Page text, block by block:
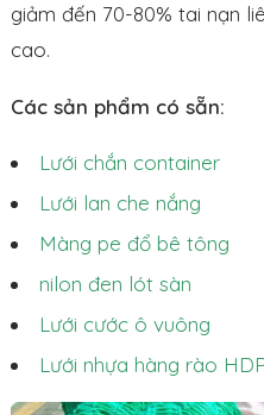
giảm đến 70-80% tai nạn
cao.
Các sản phẩm có sẵn:
Lưới chắn container
Lưới lan che nắng
Màng pe đổ bê tông
nilon đen lót sàn
Lưới cước ô vuông
Lưới nhựa hàng rào